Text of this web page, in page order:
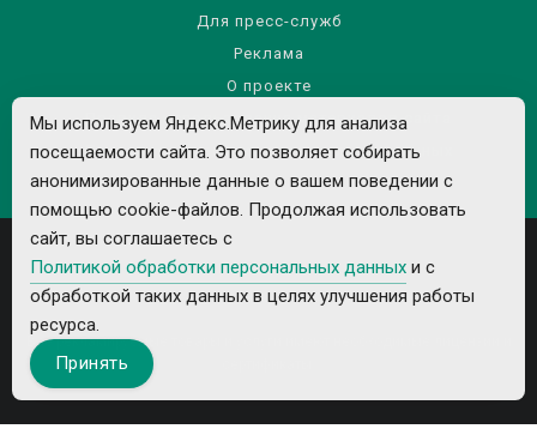
Для пресс-служб
Реклама
О проекте
Правила использования материалов сайта
Политика обработки персональных данных
Все рекламируемые товары и услуги имеют необходимые лицензии и
Мы используем Яндекс.Метрику для анализа
посещаемости сайта. Это позволяет собирать
анонимизированные данные о вашем поведении с
помощью cookie-файлов. Продолжая использовать
сайт, вы соглашаетесь с
Политикой обработки персональных данных и с
обработкой таких данных в целях улучшения работы
ресурса.
Принять